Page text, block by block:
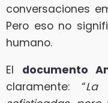
conversaciones
Pero eso no
humano.
El documento
claramente: “La